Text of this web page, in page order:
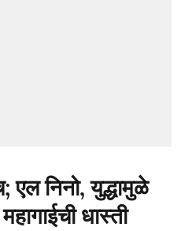
एल निनो, युद्धामुळे
धास्ती